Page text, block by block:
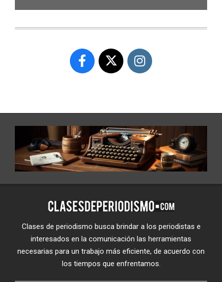
Clases de periodismo busca brindar a los periodistas e
interesados en la comunicación las herramientas
necesarias para un trabajo más eficiente, de acuerdo con
los tiempos que enfrentamos.